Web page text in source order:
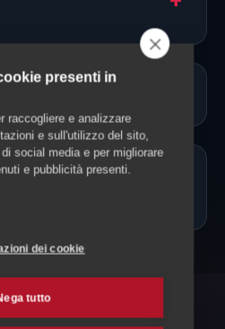
o documenti?
solo mezza
ANCHE
presenti in
raccogliere e analizzare
e sull'utilizzo del sito,
social media e per migliorare
e pubblicità presenti.
dei cookie
tutto